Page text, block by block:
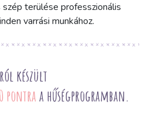
terülése professzionális
varrási munkához.
készült
pontraa hűségprogramban.